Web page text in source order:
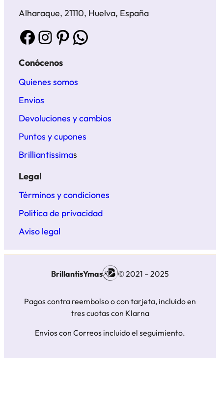
Alharaque, 21110, Huelva, España
Facebook Instagram Pinterest WhatsApp
Conócenos
Quienes somos
Envios
Devoluciones y cambios
Puntos y cupones
Brilliantissimas
Legal
Términos y condiciones
Politica de privacidad
Aviso legal
BrillantisYmas © 2021 – 2025
Pagos contra reembolso o con tarjeta, incluido en
tres cuotas con Klarna
Envíos con Correos incluido el seguimiento.